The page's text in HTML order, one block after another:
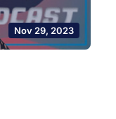
Nov 29, 2023